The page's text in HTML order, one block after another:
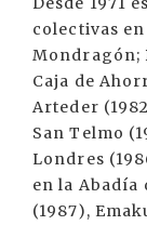
colectivas
Mondragón;
Caja de
Arteder
San Telmo
Londres
en la Abadía
(1987),